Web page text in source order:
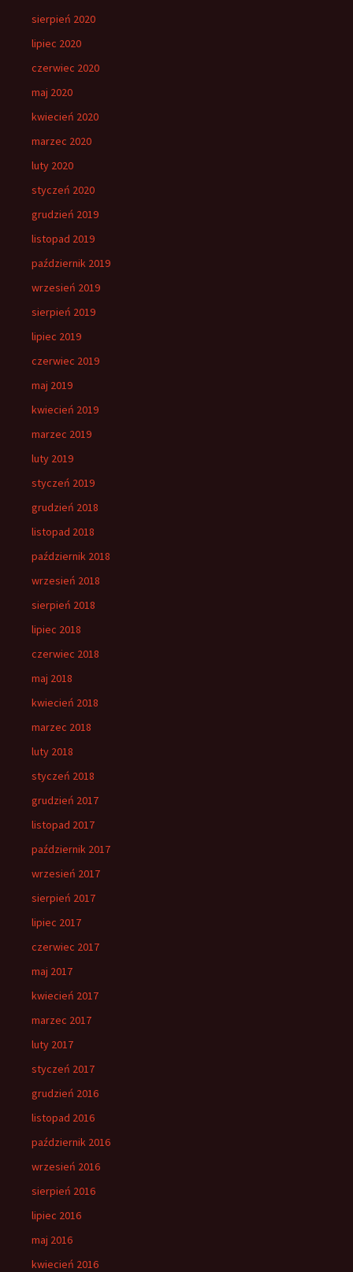
sierpień 2020
lipiec 2020
czerwiec 2020
maj 2020
kwiecień 2020
marzec 2020
luty 2020
styczeń 2020
grudzień 2019
listopad 2019
październik 2019
wrzesień 2019
sierpień 2019
lipiec 2019
czerwiec 2019
maj 2019
kwiecień 2019
marzec 2019
luty 2019
styczeń 2019
grudzień 2018
listopad 2018
październik 2018
wrzesień 2018
sierpień 2018
lipiec 2018
czerwiec 2018
maj 2018
kwiecień 2018
marzec 2018
luty 2018
styczeń 2018
grudzień 2017
listopad 2017
październik 2017
wrzesień 2017
sierpień 2017
lipiec 2017
czerwiec 2017
maj 2017
kwiecień 2017
marzec 2017
luty 2017
styczeń 2017
grudzień 2016
listopad 2016
październik 2016
wrzesień 2016
sierpień 2016
lipiec 2016
maj 2016
kwiecień 2016